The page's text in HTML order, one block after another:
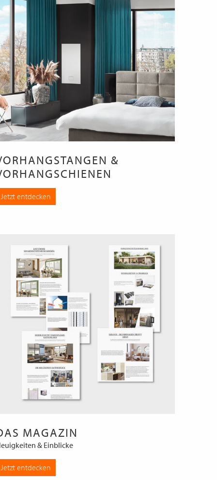
&
Jetzt entdecken
MAGAZIN
& Einblicke
Jetzt entdecken